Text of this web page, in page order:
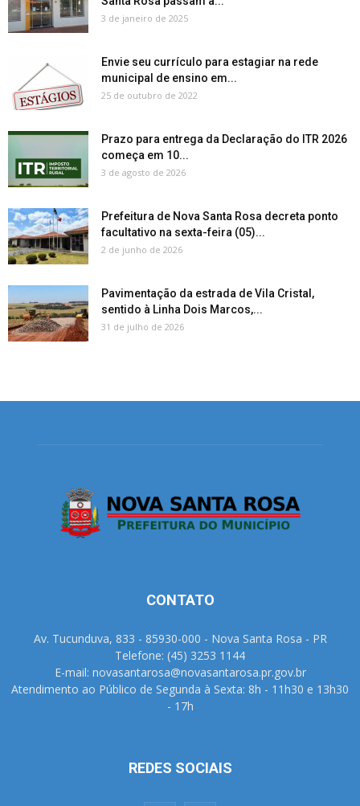
3 de janeiro de 2025
Envie seu currículo para estagiar na rede
municipal de ensino em...
25 de outubro de 2022
Prazo para entrega da Declaração do ITR 2026
começa em 10...
3 de agosto de 2026
Prefeitura de Nova Santa Rosa decreta ponto
facultativo na sexta-feira (05)...
2 de junho de 2026
Pavimentação da estrada de Vila Cristal,
sentido à Linha Dois Marcos,...
31 de julho de 2026
CONTATO
Av. Tucunduva, 833 - 85930-000 - Nova Santa Rosa - PR
Telefone: (45) 3253 1144
E-mail: novasantarosa@novasantarosa.pr.gov.br
Atendimento ao Público de Segunda à Sexta: 8h - 11h30 e 13h30
- 17h
REDES SOCIAIS